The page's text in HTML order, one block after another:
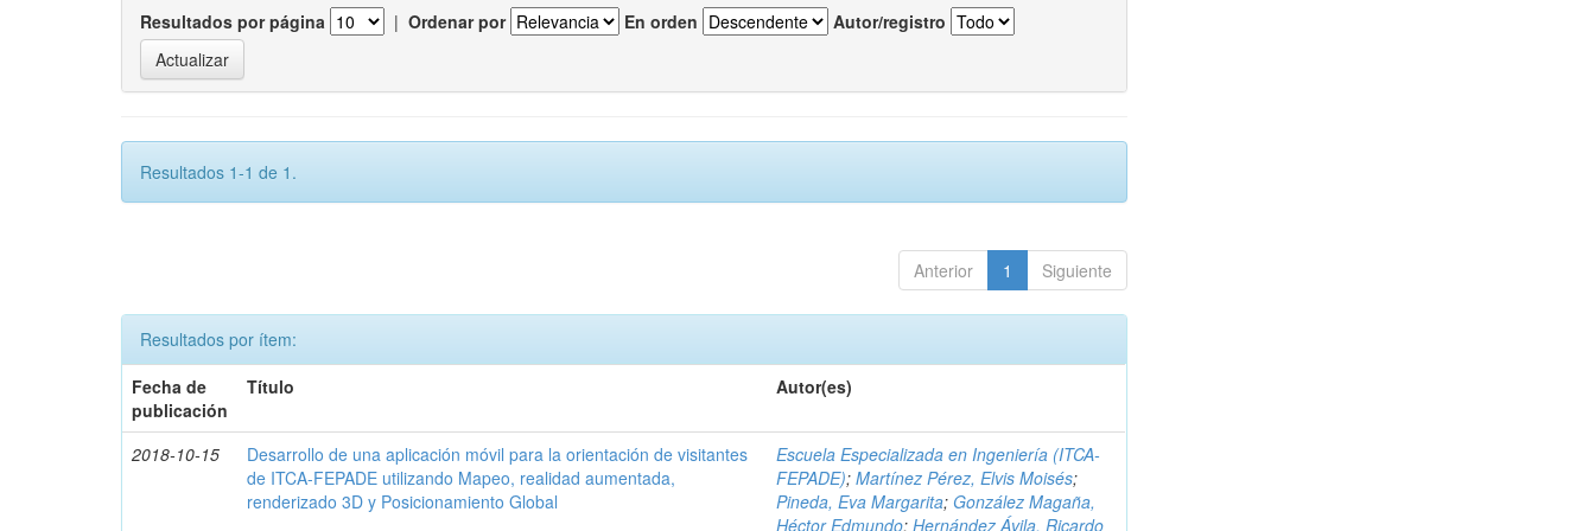
Resultados por página | Ordenar por En orden Autor/registro
Resultados 1-1 de 1.
Anterior 1 Siguiente
Resultados por ítem:
Fecha de
publicación
Título Autor(es)
2018-10-15
Desarrollo de una aplicación móvil para la orientación de visitantes
de ITCA-FEPADE utilizando Mapeo, realidad aumentada,
renderizado 3D y Posicionamiento Global
Escuela Especializada en Ingeniería (ITCA-
FEPADE);Martínez Pérez, Elvis Moisés;
Pineda, Eva Margarita; González Magaña,
Héctor Edmundo;Hernández Ávila, Ricardo